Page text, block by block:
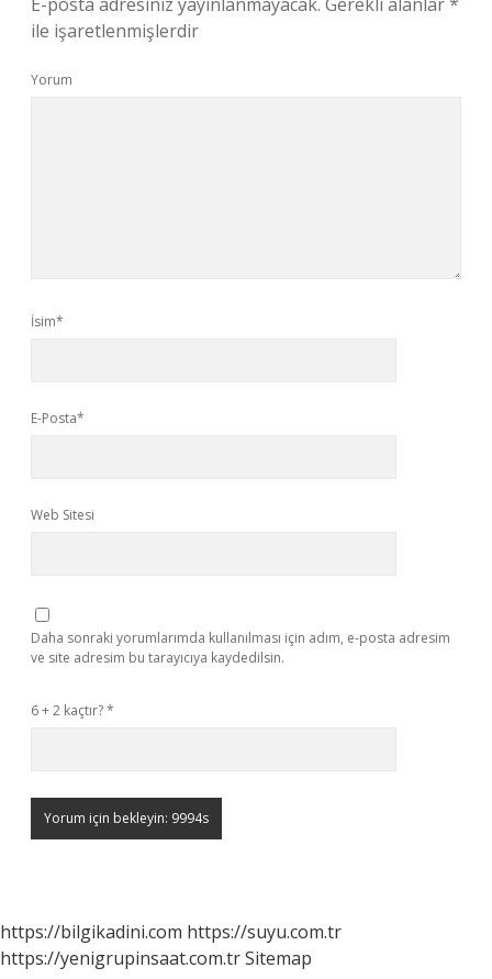
ile işaretlenmişlerdir
Yorum
İsim*
E-Posta*
Web Sitesi
Daha sonraki yorumlarımda kullanılması için adım, e-posta adresim
ve site adresim bu tarayıcıya kaydedilsin.
6 + 2 kaçtır?*
https://bilgikadini.com https://suyu.com.tr
https://yenigrupinsaat.com.trSitemap